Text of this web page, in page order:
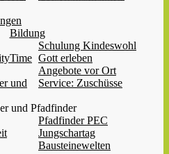
Bildung
Schulung Kindeswohl
Gott erleben
Angebote vor Ort
und
Service: Zuschüsse
und Pfadfinder
Pfadfinder PEC
Jungschartag
Bausteinewelten